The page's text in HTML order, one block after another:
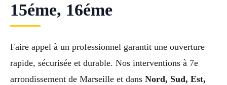
15éme, 16éme
Faire appel à un professionnel garantit une ouverture
rapide, sécurisée et durable. Nos interventions à 7e
arrondissement de Marseille et dans Nord, Sud, Est,